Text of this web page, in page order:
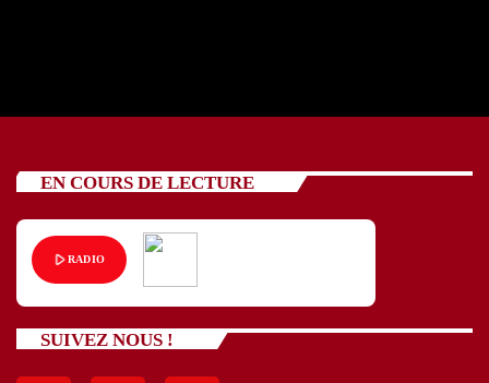
EN COURS DE LECTURE
play_arrowRADIO
SUIVEZ NOUS !